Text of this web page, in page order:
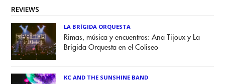
REVIEWS
LA BRÍGIDA ORQUESTA
Rimas, música y encuentros: Ana Tijoux y La
Brígida Orquesta en el Coliseo
KC AND THE SUNSHINE BAND